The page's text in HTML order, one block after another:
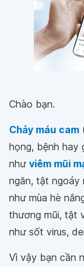
Chào bạn.
Chảy máu cam
họng, bệnh hay
như viêm mũi
ngăn, tật ngoáy
như mùa hè
thương mũi, tật
như sốt virus,
Vì vậy bạn cần